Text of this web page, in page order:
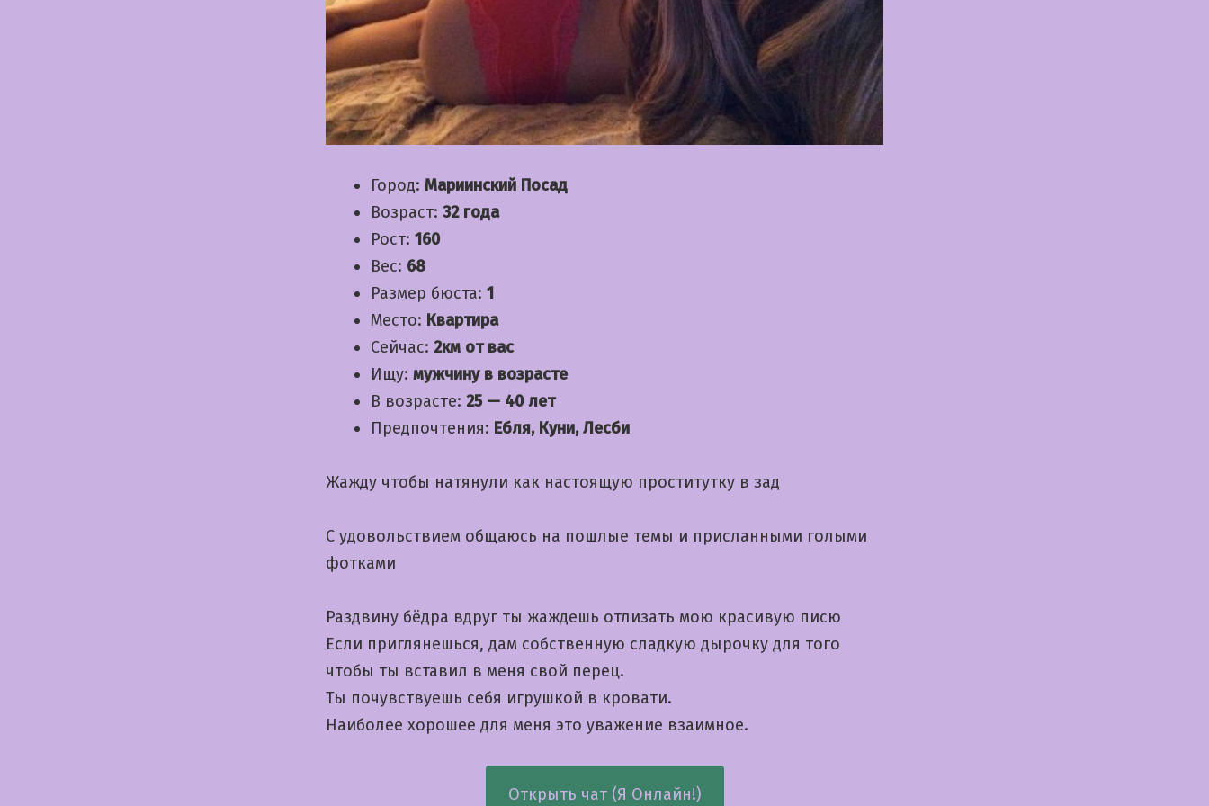
Город: Мариинский Посад
Возраст: 32 года
Рост: 160
Вес: 68
Размер бюста: 1
Место: Квартира
Сейчас: 2км от вас
Ищу: мужчину в возрасте
В возрасте: 25 — 40 лет
Предпочтения: Ебля, Куни, Лесби
Жажду чтобы натянули как настоящую проститутку в зад
С удовольствием общаюсь на пошлые темы и приcланными голыми
фотками
Раздвину бёдра вдруг ты жаждешь отлизать мою красивую писю
Если приглянешься, дам собственную сладкую дырочку для того
чтобы ты вставил в меня свой перец.
Ты почувствуешь себя игрушкой в кровати.
Наиболее хорошее для меня это уважение взаимное.
Открыть чат (Я Онлайн!)